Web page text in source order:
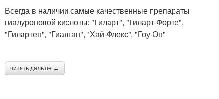
Всегда в наличии самые качественные препараты
гиалуроновой кислоты: "Гиларт", "Гиларт-Форте",
"Гилартен", "Гиалган", "Хай-Флекс", "Гоу-Он"
читать дальше →